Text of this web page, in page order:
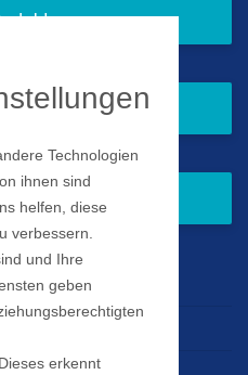
bei uns an
anmelden
Technologien
ihnen sind
helfen, diese
verbessern.
und Ihre
geben
erkennt